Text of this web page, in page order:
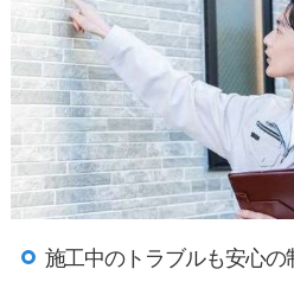
施工中のトラブルも安心